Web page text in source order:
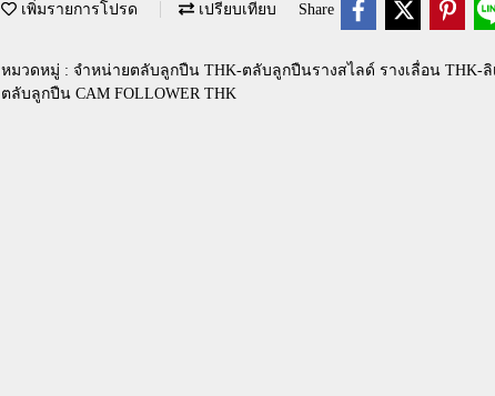
เพิ่มรายการโปรด เปรียบเทียบ Share
หมวดหมู่ : จำหน่ายตลับลูกปืน THK-ตลับลูกปืนรางสไลด์ รางเลื่อน THK-ลิ
ตลับลูกปืน CAM FOLLOWER THK